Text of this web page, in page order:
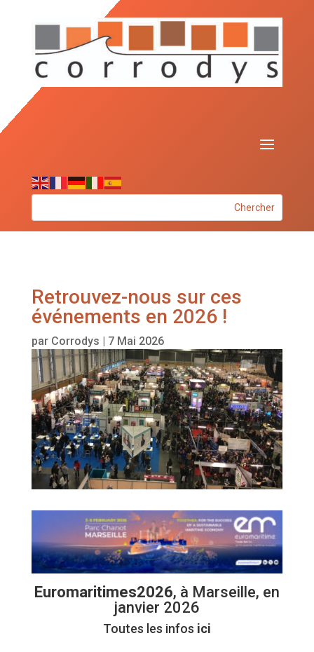
Retrouvez-nous sur ces
événements en 2026 !
par Corrodys | 7 Mai 2026
Euromaritimes2026, à Marseille, en
janvier 2026
Toutes les infos ici